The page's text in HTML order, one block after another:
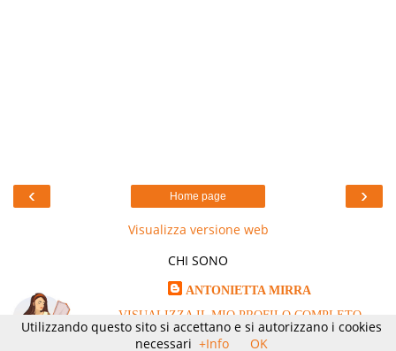
‹ ›
Home page
Visualizza versione web
CHI SONO
ANTONIETTA MIRRA
VISUALIZZA IL MIO PROFILO COMPLETO
Utilizzando questo sito si accettano e si autorizzano i cookies
necessari +Info OK